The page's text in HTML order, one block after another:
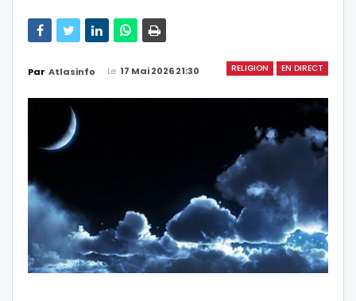
RELIGION EN DIRECT
Par Atlasinfo Le 17 Mai 2026 21:30